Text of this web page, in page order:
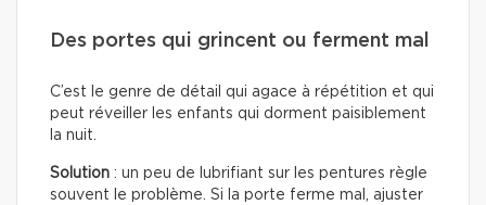
Des portes qui grincent ou ferment mal
C’est le genre de détail qui agace à répétition et qui
peut réveiller les enfants qui dorment paisiblement
la nuit.
Solution : un peu de lubrifiant sur les pentures règle
souvent le problème. Si la porte ferme mal, ajuster